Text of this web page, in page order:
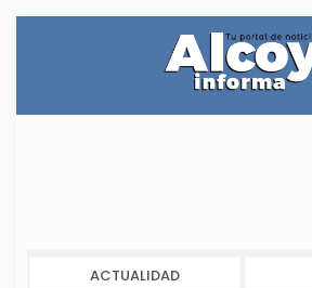
ACTUALIDAD